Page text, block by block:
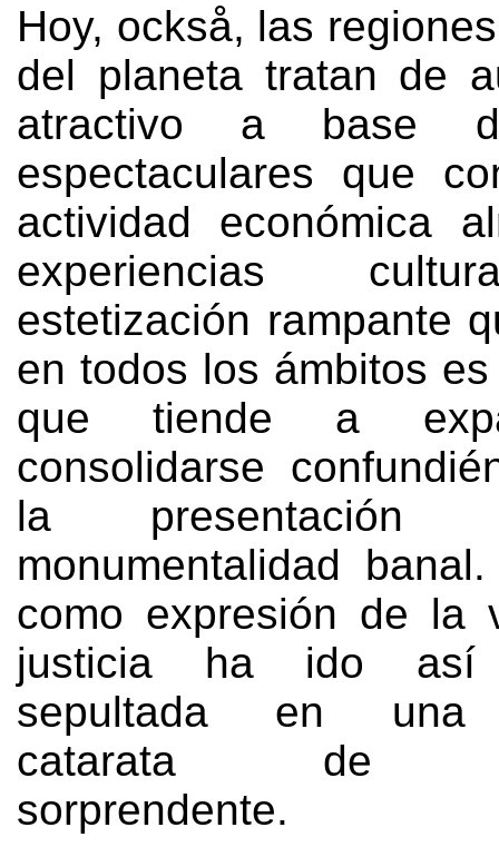
Hoy, också, las
del planeta tratan de
atractivo a base
espectaculares que
actividad económica
experiencias
estetización rampante
en todos los ámbitos
que tiende a
consolidarse
la
monumentalidad banal
como expresión de la
justicia ha ido así
sepultada en una
catarata de
sorprendente.